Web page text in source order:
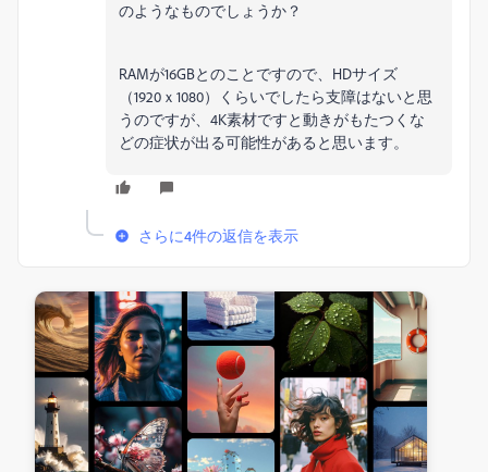
のようなものでしょうか？
RAMが16GBとのことですので、HDサイズ
（1920ｘ1080）くらいでしたら支障はないと思
うのですが、4K素材ですと動きがもたつくな
どの症状が出る可能性があると思います。
さらに4件の返信を表示